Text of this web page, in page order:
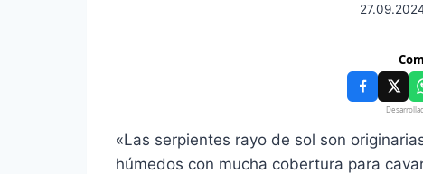
«Las serpientes rayo de sol son
húmedos con mucha cobertura para